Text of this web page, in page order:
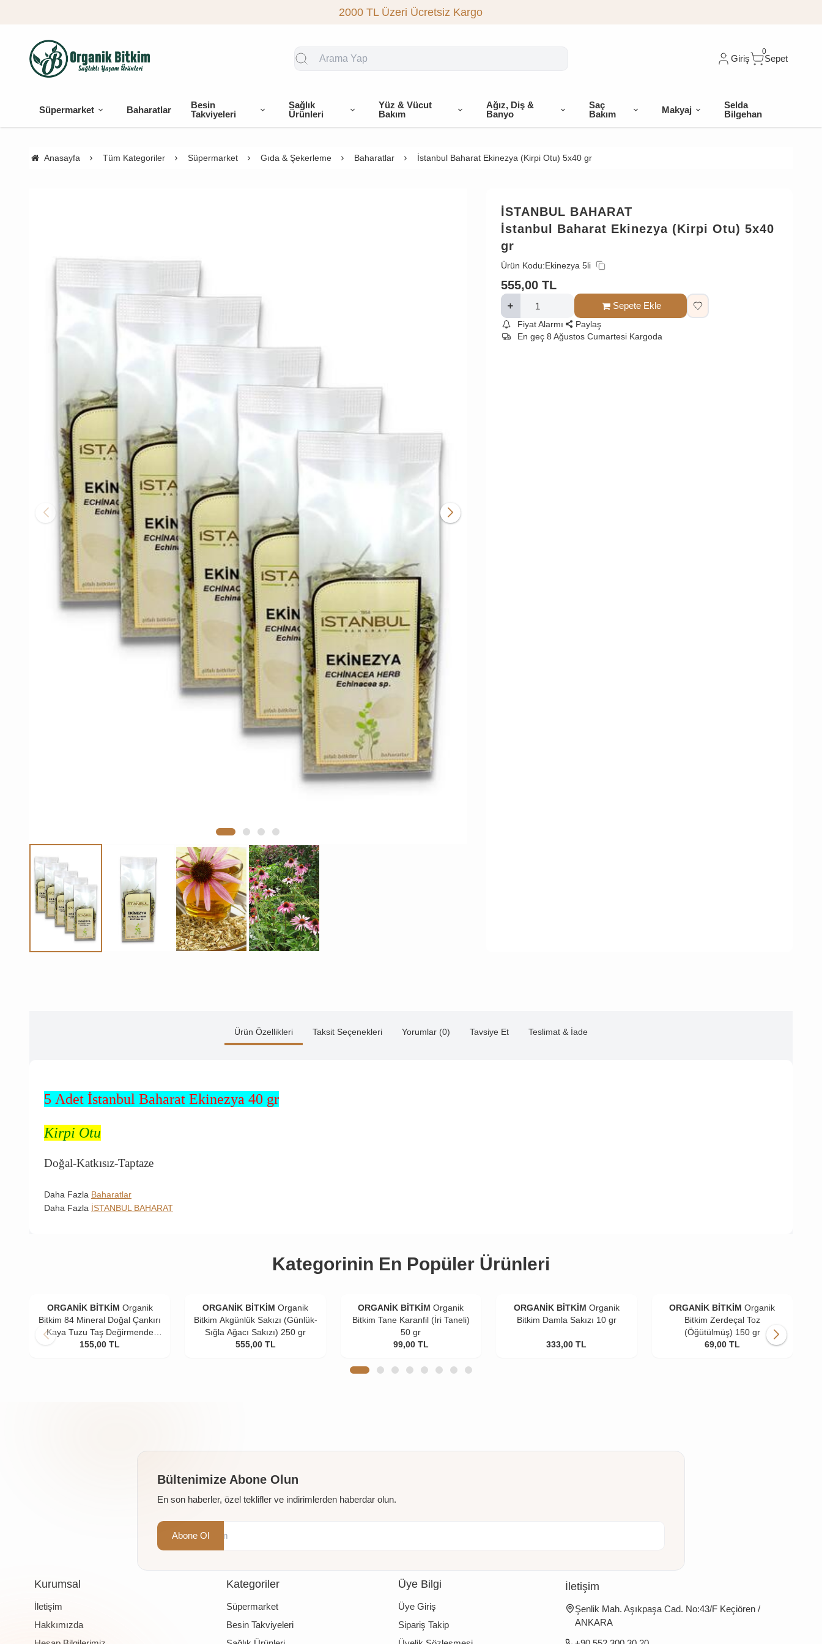
2000 TL Üzeri Ücretsiz Kargo
Giriş
0
Sepet
Süpermarket Baharatlar
Besin
Takviyeleri
Sağlık
Ürünleri
Yüz & Vücut
Bakım
Ağız, Diş &
Banyo
Saç
Bakım
Makyaj
Selda
Bilgehan
Anasayfa Tüm Kategoriler Süpermarket Gıda & Şekerleme Baharatlar İstanbul Baharat Ekinezya (Kirpi Otu) 5x40 gr
İSTANBUL BAHARAT
İstanbul Baharat Ekinezya (Kirpi Otu) 5x40
gr
Ürün Kodu:Ekinezya 5li
555,00 TL
Sepete Ekle
Fiyat Alarmı
Paylaş
En geç 8 Ağustos Cumartesi Kargoda
Ürün Özellikleri Taksit Seçenekleri Yorumlar (0) Tavsiye Et Teslimat & İade
5 Adet İstanbul Baharat Ekinezya 40 gr
Kirpi Otu
Doğal-Katkısız-Taptaze
Daha Fazla Baharatlar
Daha Fazla İSTANBUL BAHARAT
Kategorinin En Popüler Ürünleri
ORGANİK BİTKİM Organik
Bitkim 84 Mineral Doğal Çankırı
Kaya Tuzu Taş Değirmende
Öğütülmüş 4 x 500 gr
155,00 TL
ORGANİK BİTKİM Organik
Bitkim Akgünlük Sakızı (Günlük-
Sığla Ağacı Sakızı) 250 gr
555,00 TL
ORGANİK BİTKİM Organik
Bitkim Tane Karanfil (İri Taneli)
50 gr
99,00 TL
ORGANİK BİTKİM Organik
Bitkim Damla Sakızı 10 gr
333,00 TL
ORGANİK BİTKİM Organik
Bitkim Zerdeçal Toz
(Öğütülmüş) 150 gr
69,00 TL
Bültenimize Abone Olun
En son haberler, özel teklifler ve indirimlerden haberdar olun.
Abone Ol
Kurumsal
İletişim
Hakkımızda
Kategoriler
Süpermarket
Besin Takviyeleri
Üye Bilgi
Üye Giriş
Sipariş Takip
İletişim
Şenlik Mah. Aşıkpaşa Cad. No:43/F Keçiören /
ANKARA